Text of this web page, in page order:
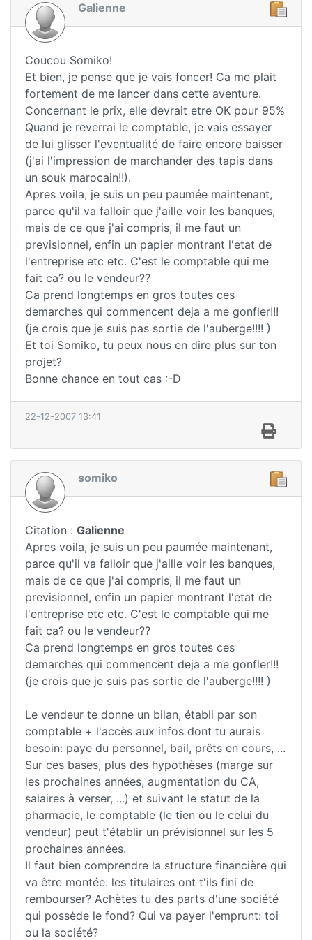
Galienne
Coucou Somiko!
Et bien, je pense que je vais foncer! Ca me plait
fortement de me lancer dans cette aventure.
Concernant le prix, elle devrait etre OK pour 95%
Quand je reverrai le comptable, je vais essayer
de lui glisser l'eventualité de faire encore baisser
(j'ai l'impression de marchander des tapis dans
un souk marocain!!).
Apres voila, je suis un peu paumée maintenant,
parce qu'il va falloir que j'aille voir les banques,
mais de ce que j'ai compris, il me faut un
previsionnel, enfin un papier montrant l'etat de
l'entreprise etc etc. C'est le comptable qui me
fait ca? ou le vendeur??
Ca prend longtemps en gros toutes ces
demarches qui commencent deja a me gonfler!!!
(je crois que je suis pas sortie de l'auberge!!!! )
Et toi Somiko, tu peux nous en dire plus sur ton
projet?
Bonne chance en tout cas :-D
22-12-2007 13:41
somiko
Citation : Galienne
Apres voila, je suis un peu paumée maintenant,
parce qu'il va falloir que j'aille voir les banques,
mais de ce que j'ai compris, il me faut un
previsionnel, enfin un papier montrant l'etat de
l'entreprise etc etc. C'est le comptable qui me
fait ca? ou le vendeur??
Ca prend longtemps en gros toutes ces
demarches qui commencent deja a me gonfler!!!
(je crois que je suis pas sortie de l'auberge!!!! )
Le vendeur te donne un bilan, établi par son
comptable + l'accès aux infos dont tu aurais
besoin: paye du personnel, bail, prêts en cours, ...
Sur ces bases, plus des hypothèses (marge sur
les prochaines années, augmentation du CA,
salaires à verser, ...) et suivant le statut de la
pharmacie, le comptable (le tien ou le celui du
vendeur) peut t'établir un prévisionnel sur les 5
prochaines années.
Il faut bien comprendre la structure financière qui
va être montée: les titulaires ont t'ils fini de
rembourser? Achètes tu des parts d'une société
qui possède le fond? Qui va payer l'emprunt: toi
ou la société?